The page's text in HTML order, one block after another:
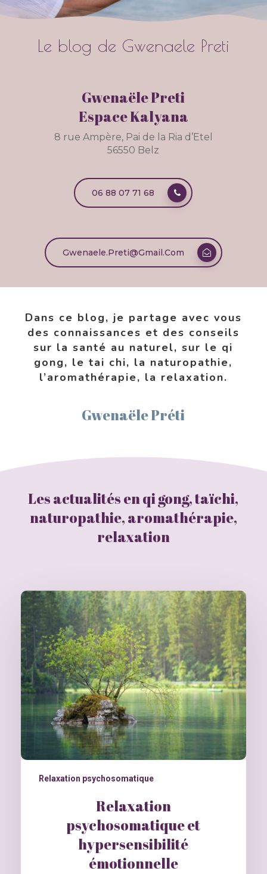
Le blog de Gwenaele Preti
Gwenaële Preti
Espace Kalyana
8 rue Ampère, Pai de la Ria d’Etel
56550 Belz
06 88 07 71 68
Gwenaele.preti@gmail.com
Dans ce blog, je partage avec vous
des connaissances et des conseils
sur la santé au naturel, sur le qi
gong, le tai chi, la naturopathie,
l’aromathérapie, la relaxation.
Gwenaële Préti
Les actualités en qi gong, taïchi,
naturopathie, aromathérapie,
relaxation
Relaxation psychosomatique
Relaxation
psychosomatique et
hypersensibilité
émotionnelle